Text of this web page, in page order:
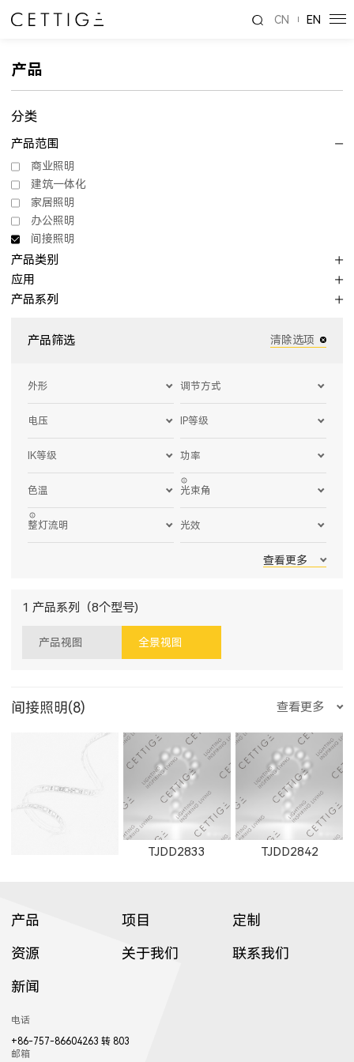
CN EN
产品
分类
产品范围
商业照明
建筑一体化
家居照明
办公照明
间接照明
产品类别
应用
产品系列
产品筛选 清除选项
外形 调节方式
电压 IP等级
IK等级 功率
色温 光束角
整灯流明 光效
查看更多
1 产品系列（8个型号)
产品视图 全景视图
间接照明(8) 查看更多
TJDD2833 TJDD2842
RXDD0612S
产品 项目
定制
资源
关于我们
联系我们
新闻
电话
+86-757-86604263 转 803
邮箱